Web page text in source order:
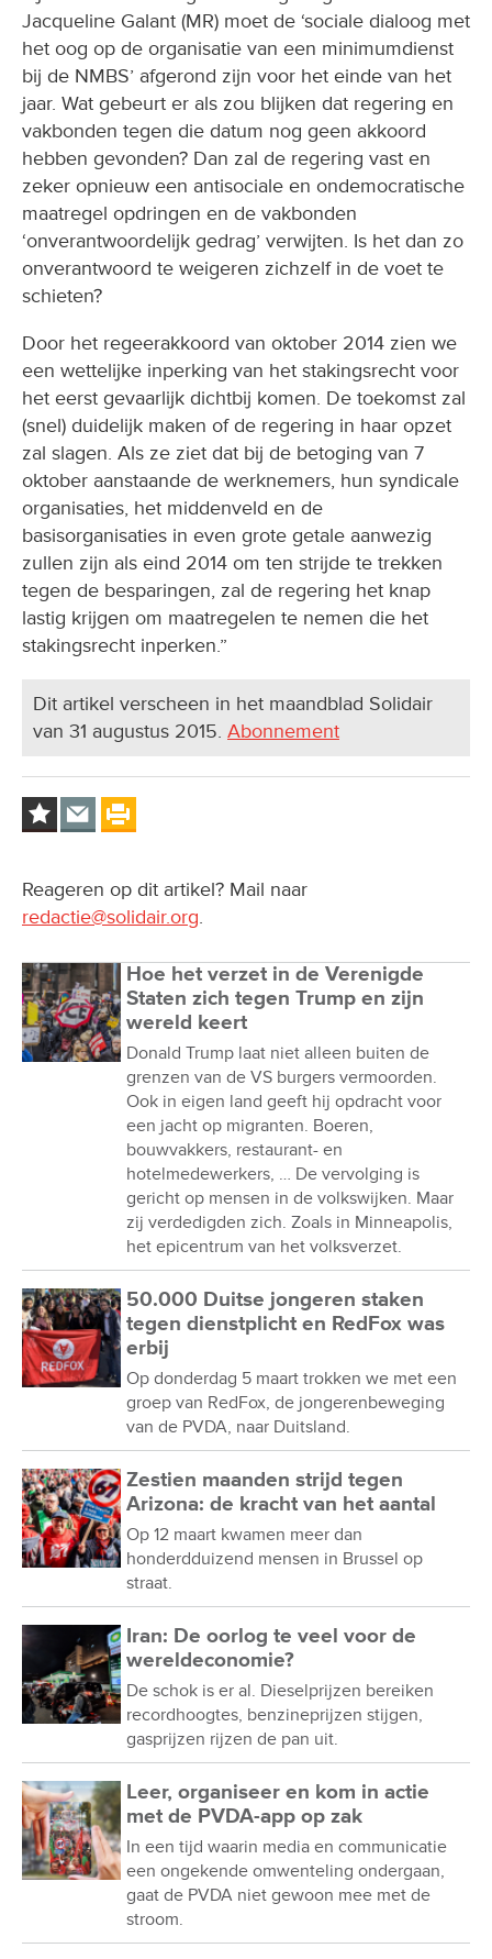
Jacqueline Galant (MR) moet de ‘sociale dialoog met
het oog op de organisatie van een minimumdienst
bij de NMBS’ afgerond zijn voor het einde van het
jaar. Wat gebeurt er als zou blijken dat regering en
vakbonden tegen die datum nog geen akkoord
hebben gevonden? Dan zal de regering vast en
zeker opnieuw een antisociale en ondemocratische
maatregel opdringen en de vakbonden
‘onverantwoordelijk gedrag’ verwijten. Is het dan zo
onverantwoord te weigeren zichzelf in de voet te
schieten?
Door het regeerakkoord van oktober 2014 zien we
een wettelijke inperking van het stakingsrecht voor
het eerst gevaarlijk dichtbij komen. De toekomst zal
(snel) duidelijk maken of de regering in haar opzet
zal slagen. Als ze ziet dat bij de betoging van 7
oktober aanstaande de werknemers, hun syndicale
organisaties, het middenveld en de
basisorganisaties in even grote getale aanwezig
zullen zijn als eind 2014 om ten strijde te trekken
tegen de besparingen, zal de regering het knap
lastig krijgen om maatregelen te nemen die het
stakingsrecht inperken.”
Dit artikel verscheen in het maandblad Solidair
van 31 augustus 2015. Abonnement
Reageren op dit artikel? Mail naar
redactie@solidair.org.
Hoe het verzet in de Verenigde
Staten zich tegen Trump en zijn
wereld keert
Donald Trump laat niet alleen buiten de
grenzen van de VS burgers vermoorden.
Ook in eigen land geeft hij opdracht voor
een jacht op migranten. Boeren,
bouwvakkers, restaurant- en
hotelmedewerkers, … De vervolging is
gericht op mensen in de volkswijken. Maar
zij verdedigden zich. Zoals in Minneapolis,
het epicentrum van het volksverzet.
50.000 Duitse jongeren staken
tegen dienstplicht en RedFox was
erbij
Op donderdag 5 maart trokken we met een
groep van RedFox, de jongerenbeweging
van de PVDA, naar Duitsland.
Zestien maanden strijd tegen
Arizona: de kracht van het aantal
Op 12 maart kwamen meer dan
honderdduizend mensen in Brussel op
straat.
Iran: De oorlog te veel voor de
wereldeconomie?
De schok is er al. Dieselprijzen bereiken
recordhoogtes, benzineprijzen stijgen,
gasprijzen rijzen de pan uit.
Leer, organiseer en kom in actie
met de PVDA-app op zak
In een tijd waarin media en communicatie
een ongekende omwenteling ondergaan,
gaat de PVDA niet gewoon mee met de
stroom.